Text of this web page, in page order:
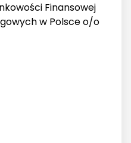
Finansowej
w Polsce o/o